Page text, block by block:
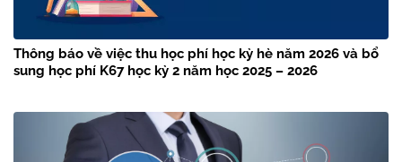
Thông báo về việc thu học phí học kỳ hè năm 2026 và bổ
sung học phí K67 học kỳ 2 năm học 2025 – 2026